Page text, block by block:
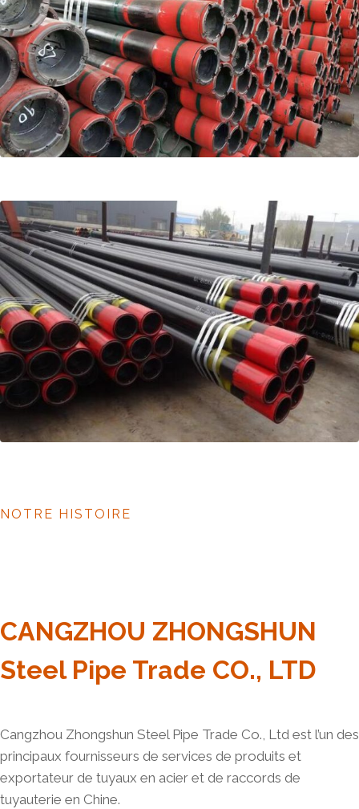
NOTRE HISTOIRE
CANGZHOU ZHONGSHUN
Steel Pipe Trade CO., LTD
Cangzhou Zhongshun Steel Pipe Trade Co., Ltd est l’un des
principaux fournisseurs de services de produits et
exportateur de tuyaux en acier et de raccords de
tuyauterie en Chine.